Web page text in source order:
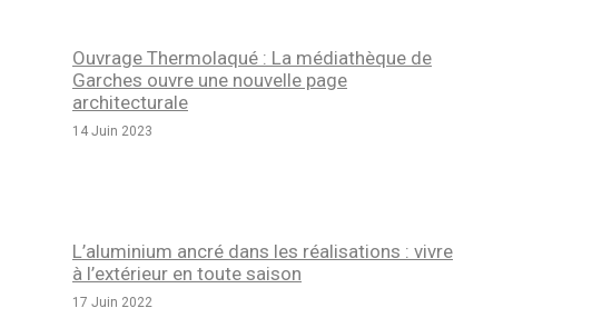
Ouvrage Thermolaqué : La médiathèque de
Garches ouvre une nouvelle page
architecturale
14 Juin 2023
L’aluminium ancré dans les réalisations : vivre
à l’extérieur en toute saison
17 Juin 2022